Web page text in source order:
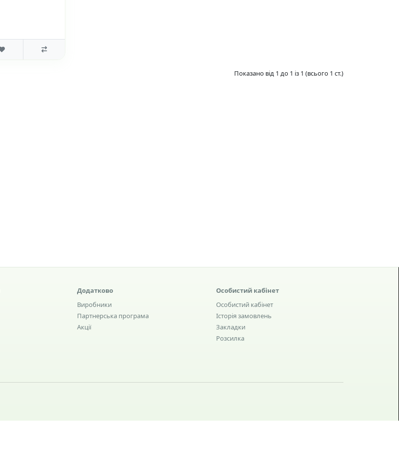
Показано від 1 до 1 із 1 (всього 1 ст.)
Додатково
Виробники
Партнерська програма
Акції
Особистий кабінет
Особистий кабінет
Історія замовлень
Закладки
Розсилка